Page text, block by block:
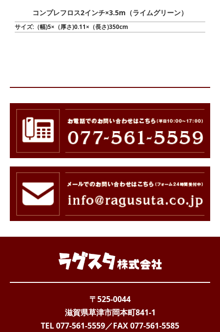
コンプレフロス2インチ×3.5m（ライムグリーン）
サイズ:（幅)5×（厚さ)0.11×（長さ)350cm
〒525-0044
滋賀県草津市岡本町841-1
TEL 077-561-5559／FAX077-561-5585